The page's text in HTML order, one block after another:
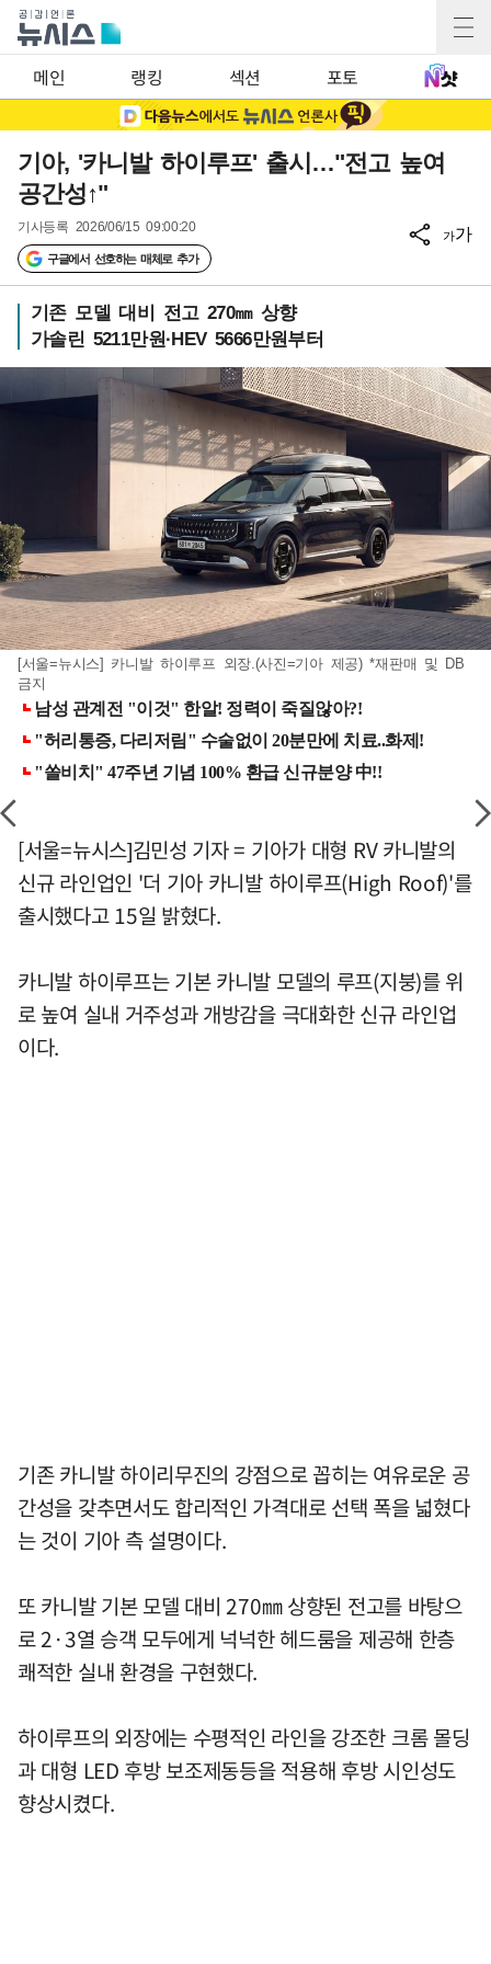
메인 랭킹 섹션 포토
기아, '카니발 하이루프' 출시…"전고 높여
공간성↑"
기사등록 2026/06/15 09:00:20
구글에서 선호하는 매체로 추가
가가
기존 모델 대비 전고 270㎜ 상향
가솔린 5211만원·HEV 5666만원부터
[서울=뉴시스] 카니발 하이루프 외장.(사진=기아 제공) *재판매 및 DB
금지
[서울=뉴시스]김민성 기자 = 기아가 대형 RV 카니발의
신규 라인업인 '더 기아 카니발 하이루프(High Roof)'를
출시했다고 15일 밝혔다.
카니발 하이루프는 기본 카니발 모델의 루프(지붕)를 위
로 높여 실내 거주성과 개방감을 극대화한 신규 라인업
이다.
기존 카니발 하이리무진의 강점으로 꼽히는 여유로운 공
간성을 갖추면서도 합리적인 가격대로 선택 폭을 넓혔다
는 것이 기아 측 설명이다.
또 카니발 기본 모델 대비 270㎜ 상향된 전고를 바탕으
로 2·3열 승객 모두에게 넉넉한 헤드룸을 제공해 한층
쾌적한 실내 환경을 구현했다.
하이루프의 외장에는 수평적인 라인을 강조한 크롬 몰딩
과 대형 LED 후방 보조제동등을 적용해 후방 시인성도
향상시켰다.